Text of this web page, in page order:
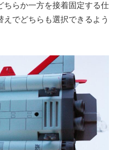
ちらか一方を接着固定する仕
でどちらも選択できるよう